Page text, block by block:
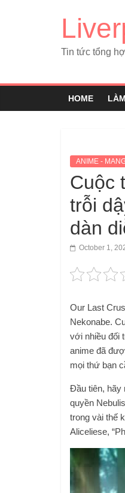
Tin tức tổng
HOME
ANIME -
Cuộc
trỗi
dàn
October 1,
Our Last
Nekonabe.
với nhiều đối
anime đã
mọi thứ bạn
Đầu tiên, hãy
quyền
trong vài thế
Aliceliese,